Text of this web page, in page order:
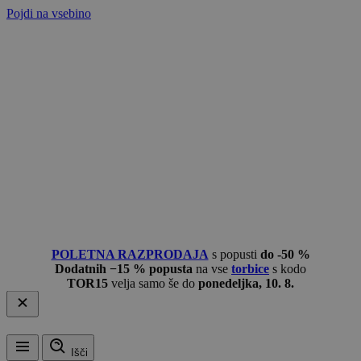
Pojdi na vsebino
POLETNA RAZPRODAJA s popusti do -50 %
Dodatnih −15 % popusta na vse torbice s kodo
TOR15 velja samo še do ponedeljka, 10. 8.
Išči